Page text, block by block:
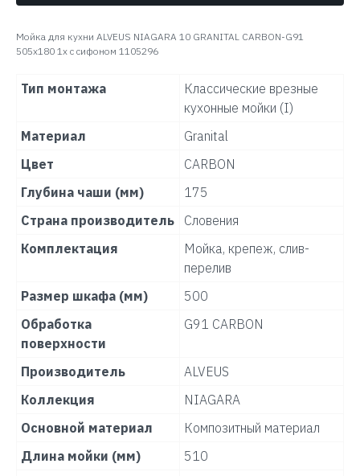
Мойка для кухни ALVEUS NIAGARA 10 GRANITAL CARBON-G91
505x180 1x с сифоном 1105296
Тип монтажа
Классические врезные
кухонные мойки (I)
Материал
Granital
Цвет
CARBON
Глубина чаши (мм)
175
Страна производитель
Словения
Комплектация
Мойка, крепеж, слив-
перелив
Размер шкафа (мм)
500
Обработка
поверхности
G91 CARBON
Производитель
ALVEUS
Коллекция
NIAGARA
Основной материал
Композитный материал
Длина мойки (мм)
510